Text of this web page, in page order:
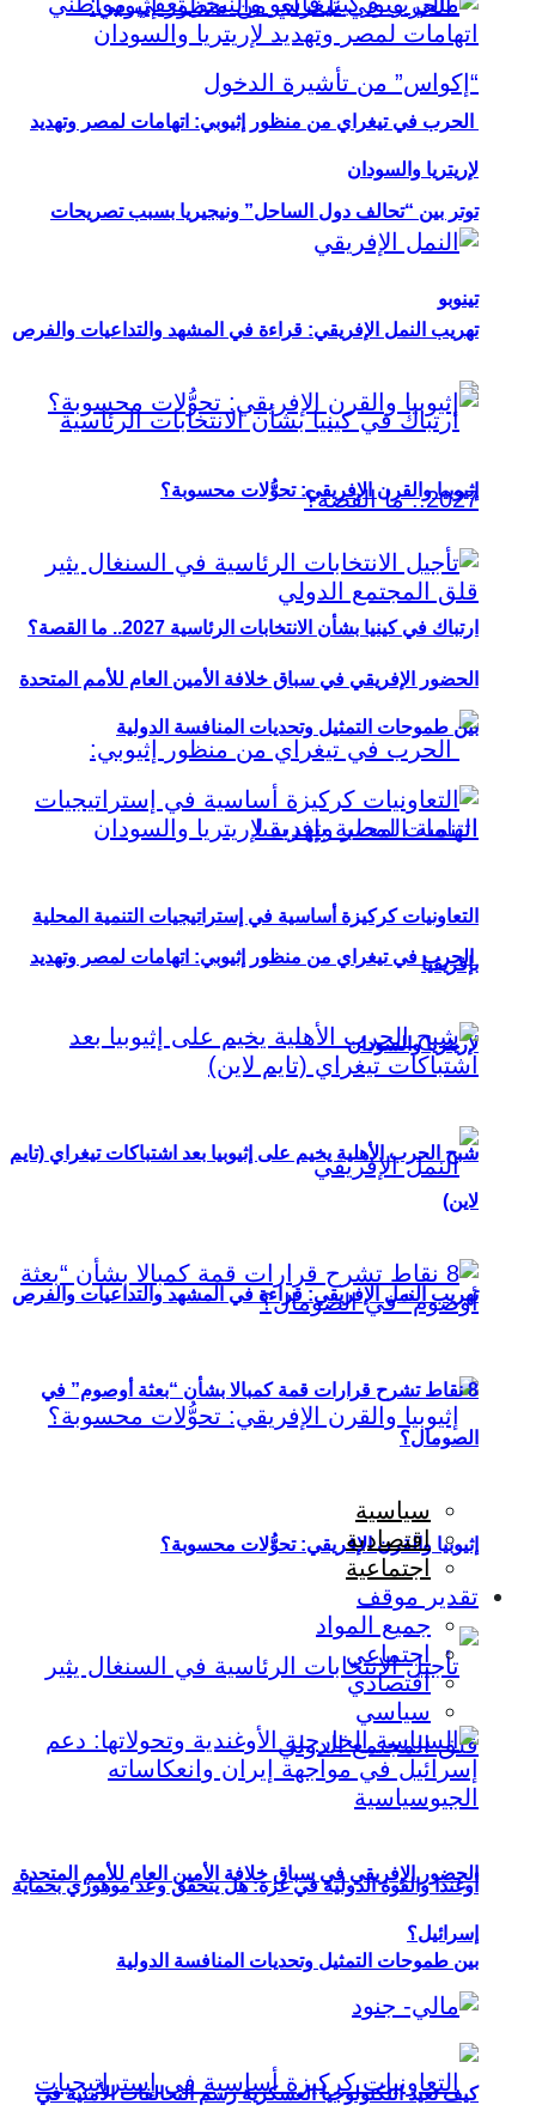
توتر بين “تحالف دول الساحل” ونيجيريا بسبب تصريحات
تينوبو
ارتباك في كينيا بشأن الانتخابات الرئاسية 2027.. ما القصة؟
الحرب في تيغراي من منظور إثيوبي: اتهامات لمصر وتهديد
لإريتريا والسودان
تهريب النمل الإفريقي: قراءة في المشهد والتداعيات والفرص
إثيوبيا والقرن الإفريقي: تحوُّلات محسوبة؟
الحضور الإفريقي في سباق خلافة الأمين العام للأمم المتحدة
بين طموحات التمثيل وتحديات المنافسة الدولية
الحرب في تيغراي من منظور إثيوبي: اتهامات لمصر وتهديد
لإريتريا والسودان
تهريب النمل الإفريقي: قراءة في المشهد والتداعيات والفرص
إثيوبيا والقرن الإفريقي: تحوُّلات محسوبة؟
الحضور الإفريقي في سباق خلافة الأمين العام للأمم المتحدة
بين طموحات التمثيل وتحديات المنافسة الدولية
التعاونيات كركيزة أساسية في إستراتيجيات التنمية المحلية
بإفريقيا
شبح الحرب الأهلية يخيم على إثيوبيا بعد اشتباكات تيغراي (تايم
لاين)
8 نقاط تشرح قرارات قمة كمبالا بشأن “بعثة أوصوم” في
الصومال؟
سياسية
اقتصادية
اجتماعية
تقدير موقف
جميع المواد
اجتماعي
اقتصادي
سياسي
أوغندا والقوة الدولية في غزة: هل يتحقق وعد موهوزي بحماية
إسرائيل؟
كيف تعيد التكنولوجيا العسكرية رسم التحالفات الأمنية في